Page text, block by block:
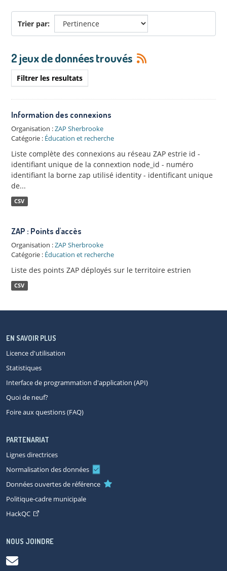
Trier par
2 jeux de données trouvés
Filtrer les resultats
Information des connexions
Organisation :ZAP Sherbrooke
Catégorie : Éducation et recherche
Liste complète des connexions au réseau ZAP estrie id -
identifiant unique de la connextion node_id - numéro
identifiant la borne zap utilisé identity - identificant unique
de...
CSV
ZAP : Points d'accès
Organisation :ZAP Sherbrooke
Catégorie : Éducation et recherche
Liste des points ZAP déployés sur le territoire estrien
CSV
EN SAVOIR PLUS
Licence d'utilisation
Statistiques
Interface de programmation d'application (API)
Quoi de neuf?
Foire aux questions (FAQ)
PARTENARIAT
Lignes directrices
Normalisation des données
Données ouvertes de référence
Politique-cadre municipale
HackQC
NOUS JOINDRE